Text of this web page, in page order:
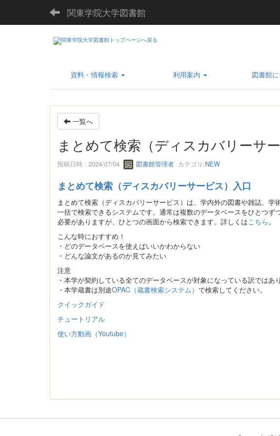
関東学院大学図書館
資料・情報検索 利用案内 図書館
一覧へ
まとめて検索（ディスカバリーサ
投稿日時 : 2024/07/04 図書館管理者 カテゴリ:NEW
まとめて検索（ディスカバリーサービス）入口
まとめて検索（ディスカバリーサービス）は、学内外の図書や雑誌、学
一括で検索できるシステムです。通常は複数のデータベースをひとつず
必要がありますが、ひとつの画面から検索できます。詳しくはこちら。
こんな時におすすめ！
・どのデータベースを使えばいいかわからない
・どんな論文があるのか見てみたい
注意
・本学が契約している全てのデータベースが対象になっている訳ではあ
・本学蔵書は別途OPAC（蔵書検索システム） で検索してください。
クイックガイド
チュートリアル
使い方動画（Youtube）